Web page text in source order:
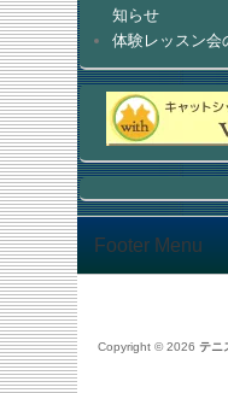
知らせ
体験レッスン会
Copyright © 2026 テニ